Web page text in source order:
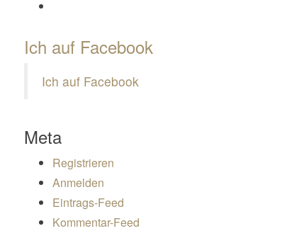
Ich auf Facebook
Ich auf Facebook
Meta
Registrieren
Anmelden
Eintrags-Feed
Kommentar-Feed